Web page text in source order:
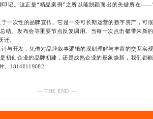
印记。这正是“精品案例”之所以能脱颖而出的关键所在
次性的品牌宣传。它是一份可长期运营的数字资产，可
结、发布会等重要节点反复调用。当每一次点击都带来新
迁。
开发，凭借对品牌叙事逻辑的深刻理解与丰富的交互实
初创企业的品牌初建，还是成熟企业的形象焕新，我们都
。18140119082
— THE END —